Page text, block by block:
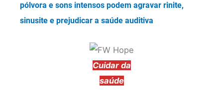
pólvora e sons intensos podem agravar rinite,
sinusite e prejudicar a saúde auditiva
Cuidar da
saúde